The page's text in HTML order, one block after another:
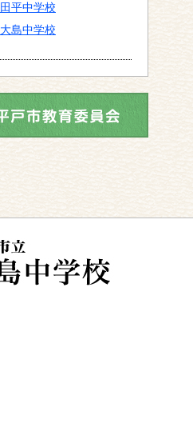
田平中学校
大島中学校